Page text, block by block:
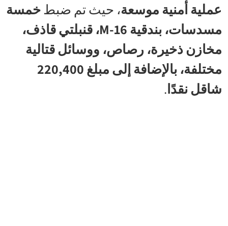
عملية أمنية موسعة، حيث تم ضبطخمسة
مسدسات، بندقية M-16، قنبلتي قاذف،
مخازن ذخيرة، رصاص، ووسائل قتالية
مختلفة، بالإضافة إلى مبلغ 220,400
شاقل نقدًا.